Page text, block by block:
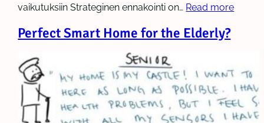
vaikutuksiin Strateginen ennakointi on… Read more
Perfect Smart Home for the Elderly?